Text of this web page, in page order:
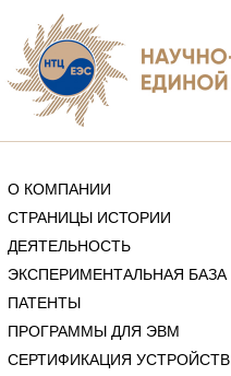
О КОМПАНИИ
СТРАНИЦЫ ИСТОРИИ
ДЕЯТЕЛЬНОСТЬ
ЭКСПЕРИМЕНТАЛЬНАЯ БАЗА
ПАТЕНТЫ
ПРОГРАММЫ ДЛЯ ЭВМ
СЕРТИФИКАЦИЯ УСТРОЙСТВ